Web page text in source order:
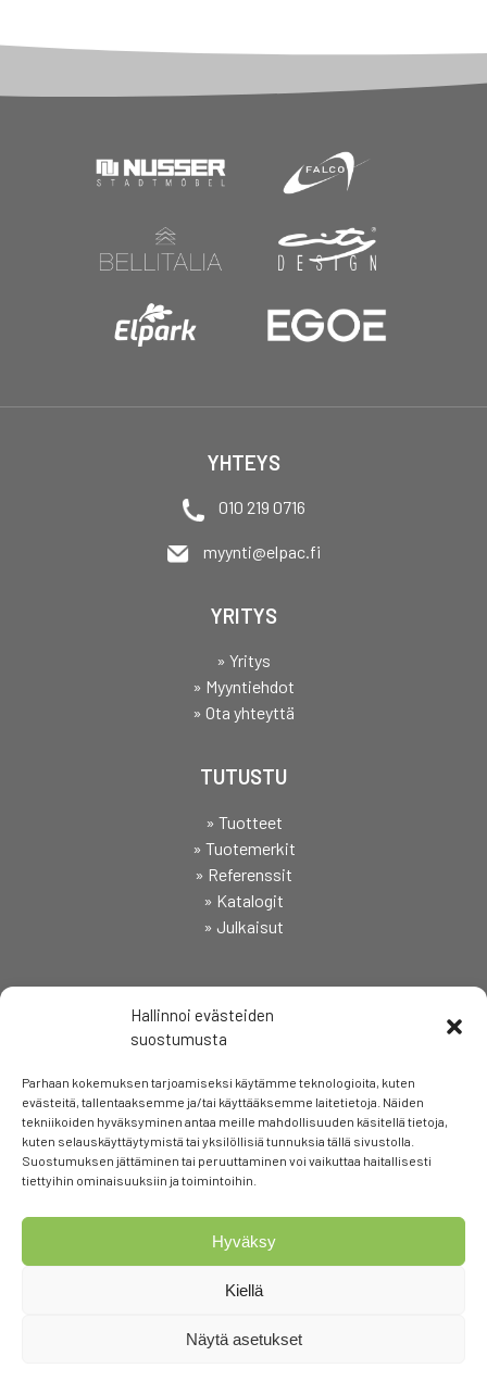
Hallinnoi evästeiden
suostumusta
Parhaan kokemuksen tarjoamiseksi käytämme teknologioita, kuten
evästeitä, tallentaaksemme ja/tai käyttääksemme laitetietoja. Näiden
tekniikoiden hyväksyminen antaa meille mahdollisuuden käsitellä tietoja,
kuten selauskäyttäytymistä tai yksilöllisiä tunnuksia tällä sivustolla.
Suostumuksen jättäminen tai peruuttaminen voi vaikuttaa haitallisesti
tiettyihin ominaisuuksiin ja toimintoihin.
Hyväksy
Kiellä
Näytä asetukset
YHTEYS
010 219 0716
myynti@elpac.fi
YRITYS
» Yritys
» Myyntiehdot
» Ota yhteyttä
TUTUSTU
» Tuotteet
» Tuotemerkit
» Referenssit
» Katalogit
» Julkaisut
SEURAA
© Copyright Elpac Oy |Tietosuojaseloste